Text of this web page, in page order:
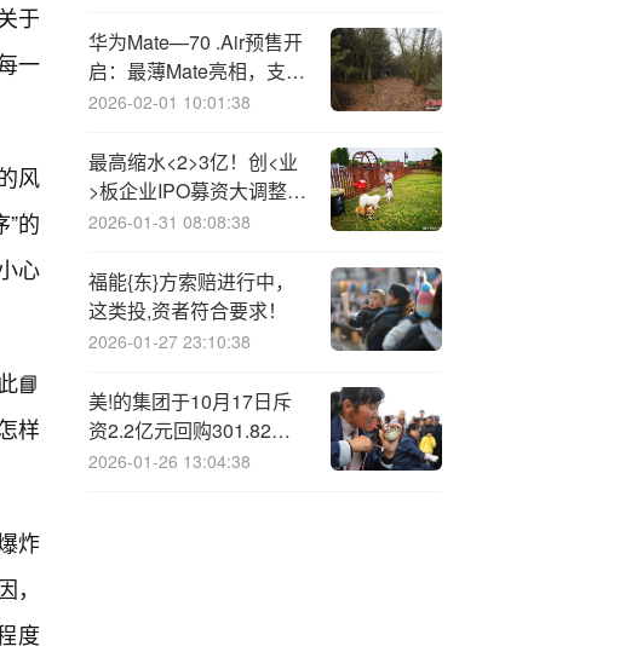
于
一
风
”的
心
📘
样
炸
度
融行业新机遇
华为Mate—70 .Air预售开
启：最薄Mate亮相，支持
双卡与快充
2026-02-01 10:01:38
最高缩水<2>3亿！创<业
>板企业IPO募资大调整，
监管问询成关键原因
2026-01-31 08:08:38
福能{东}方索赔进行中，
这类投,资者符合要求！
2026-01-27 23:10:38
美!的集团于10月17日斥
资2.2亿元回购301.82万
股A股
2026-01-26 13:04:38